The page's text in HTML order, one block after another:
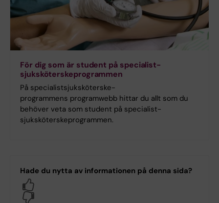
För dig som är student på specialist­
sjuksköterske­programmen
På specialist­sjuksköterske­
programmens programwebb hittar du allt som du
behöver veta som student på specialist­
sjuksköterske­programmen.
Hade du nytta av informationen på denna sida?